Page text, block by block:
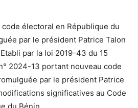
électoral en République du
par le président Patrice Talon
par la loi 2019-43 du 15
2024-13 portant nouveau code
par le président Patrice
significatives au Code
du Bénin